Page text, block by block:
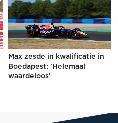
Max zesde in kwalificatie in
Boedapest: 'Helemaal
waardeloos'